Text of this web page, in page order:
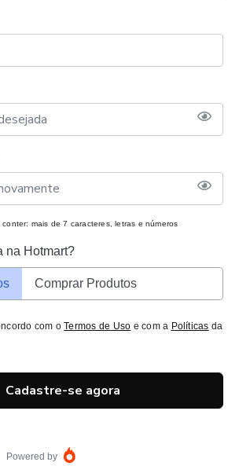
conter: mais de 7 caracteres, letras e números
na Hotmart?
Comprar Produtos
com oTermos de Uso e com a Políticas da
Cadastre-se agora
Powered by